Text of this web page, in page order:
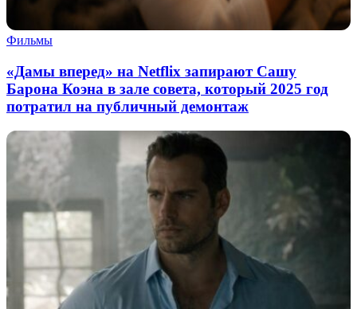
Фильмы
«Дамы вперед» на Netflix запирают Сашу
Барона Коэна в зале совета, который 2025 год
потратил на публичный демонтаж